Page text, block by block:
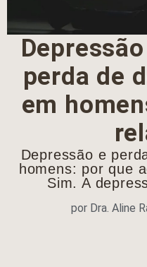
perda de
em
Depressão e
homens: por que
Sim. A
por Dra. Aline